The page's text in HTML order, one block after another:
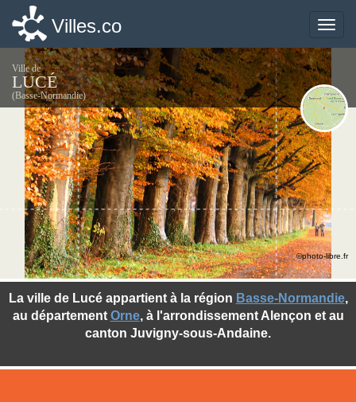
Toggle
Villes.co
Ville de
LUCÉ
(Basse-Normandie)
La ville de Lucé appartient à la région Basse-Normandie,
au département Orne, à l'arrondissement Alençon et au
canton Juvigny-sous-Andaine.
©photo-libre.fr
Toggle
Villes.co